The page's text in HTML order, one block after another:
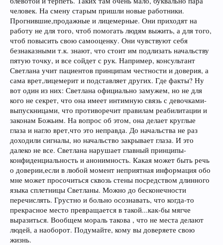
человек. На смену старым пришли новые работники.
Прогнившие,продажные и лицемерные. Они приходят на
работу не для того, чтоб помогать людям выжить, а для того,
чтоб повысить свою самооценку. Они чувствуют себя
безнаказными т.к. знают, что стоит им подлизать начальству
пятую точку, и все сойдет с рук. Например, консультант
Светлана учит пациентов принципам честности и доверия, а
сама врет,лицемерит и подставляет других. Где факты? Ну
вот один из них: Светлана официально замужем, но не для
кого не секрет, что она имеет интимную связь с девочками-
выпускницами, что противоречит правилам реабилитации и
законам Божьим. На вопрос об этом, она делает круглые
глаза и нагло врет,что это неправда. До начальства не раз
доходили сигналы, но начальство закрывает глаза. И это
далеко не все. Светлана нарушает главный принципы-
конфиденциальность и анонимность. Какая может быть речь
о доверии,если в любой момент неприятная информация обо
мне может просочиться сквозь стены посредством длинного
языка сплетницы Светланы. Можно до бесконечности
перечислять. Грустно и больно осознавать, что когда-то
прекрасное место превращается в такой...как-бы мягче
выразиться. Вообщем мораль такова , что не места делают
людей, а наоборот. Подумайте, кому вы доверяете свою
жизнь.